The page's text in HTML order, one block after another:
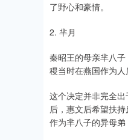
了野心和豪情。
2. 芈月
秦昭王的母亲芈八
稷当时在燕国作为
这个决定并非完全
后，惠文后希望扶
作为芈八子的异母